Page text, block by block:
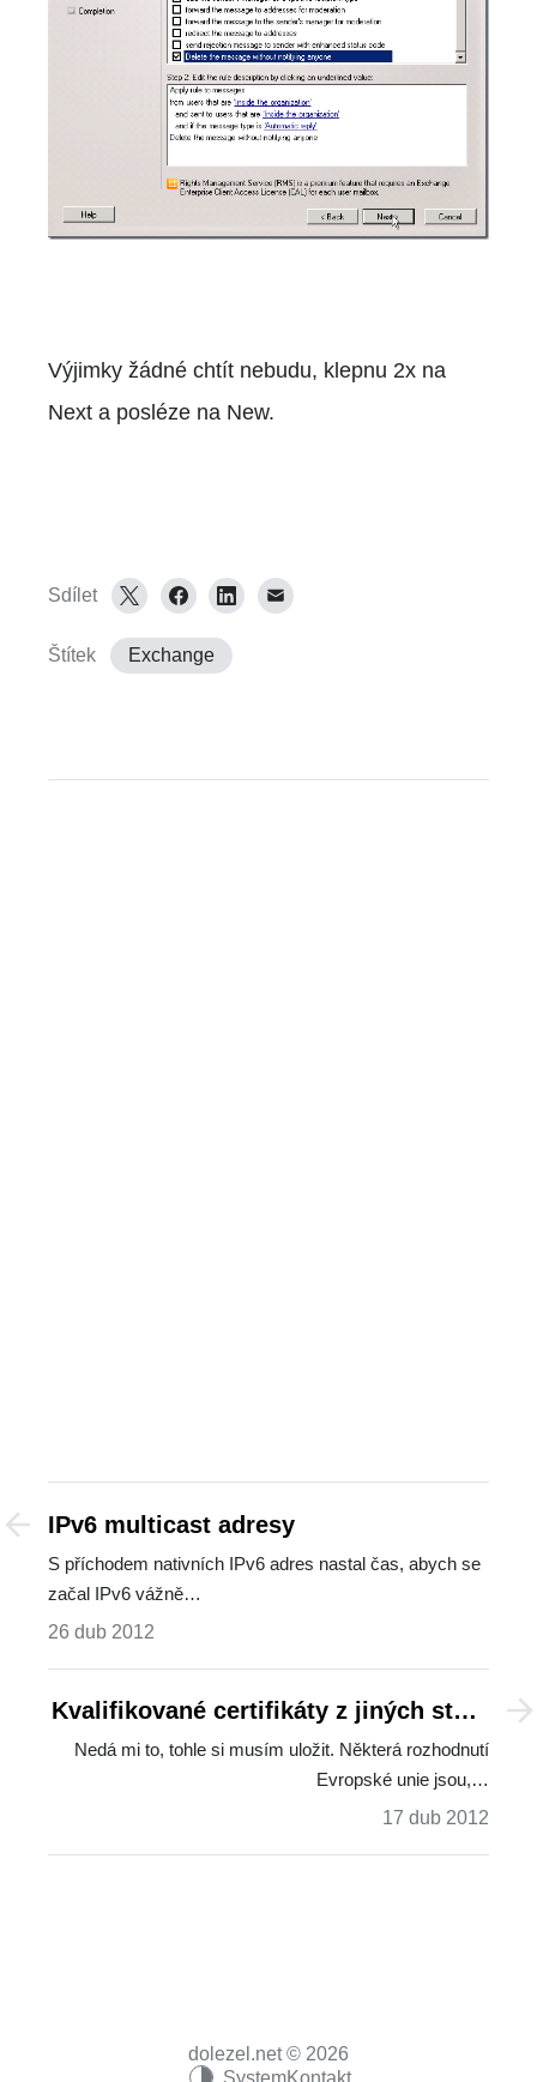
Výjimky žádné chtít nebudu, klepnu 2x na
Next a posléze na New.
Sdílet
Štítek Exchange
IPv6 multicast adresy
S příchodem nativních IPv6 adres nastal čas, abych se
začal IPv6 vážně…
26 dub 2012
Kvalifikované certifikáty z jiných států
EU
Nedá mi to, tohle si musím uložit. Některá rozhodnutí
Evropské unie jsou,…
17 dub 2012
dolezel.net © 2026
SystemKontakt